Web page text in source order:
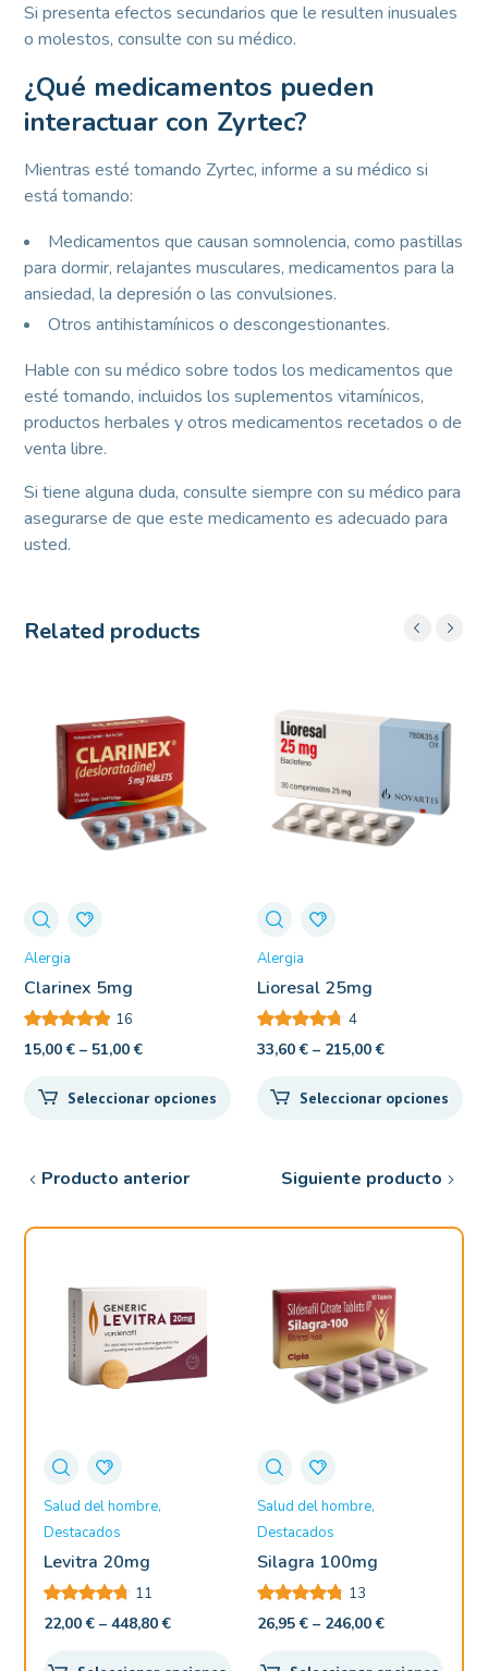
Si presenta efectos secundarios que le resulten inusuales
o molestos, consulte con su médico.
¿Qué medicamentos pueden
interactuar con Zyrtec?
Mientras esté tomando Zyrtec, informe a su médico si
está tomando:
Medicamentos que causan somnolencia, como pastillas
para dormir, relajantes musculares, medicamentos para la
ansiedad, la depresión o las convulsiones.
Otros antihistamínicos o descongestionantes.
Hable con su médico sobre todos los medicamentos que
esté tomando, incluidos los suplementos vitamínicos,
productos herbales y otros medicamentos recetados o de
venta libre.
Si tiene alguna duda, consulte siempre con su médico para
asegurarse de que este medicamento es adecuado para
usted.
Related products
Alergia
Clarinex 5mg
16
15,00€ – 51,00€
Seleccionar opciones
Alergia
Lioresal 25mg
4
33,60€– 215,00€
Seleccionar opciones
Producto anterior Siguiente producto
Salud del hombre
Destacados
Levitra 20mg
11
22,00€ –448,80€
Salud del hombre
Destacados
Silagra 100mg
13
26,95€– 246,00€